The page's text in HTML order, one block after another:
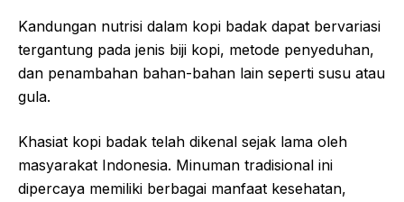
Kandungan nutrisi dalam kopi badak dapat bervariasi
tergantung pada jenis biji kopi, metode penyeduhan,
dan penambahan bahan-bahan lain seperti susu atau
gula.
Khasiat kopi badak telah dikenal sejak lama oleh
masyarakat Indonesia. Minuman tradisional ini
dipercaya memiliki berbagai manfaat kesehatan,